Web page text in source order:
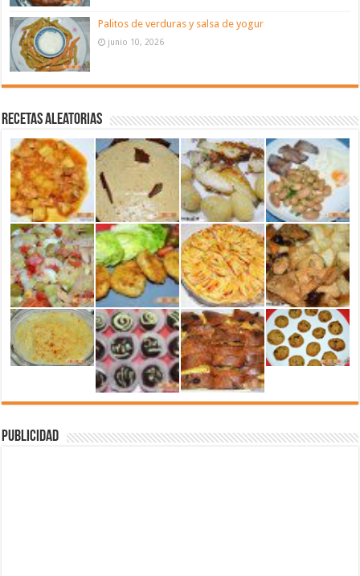
Palitos de verduras y salsa de yogur
junio 10, 2026
Recetas aleatorias
Publicidad